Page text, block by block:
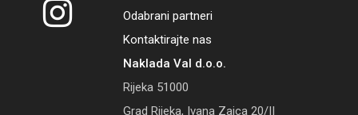
Odabrani partneri
Kontaktirajte nas
Naklada Val d.o.o.
Rijeka 51000
Grad Rijeka, Ivana Zajca 20/II